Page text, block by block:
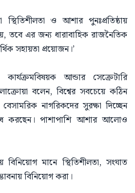
স্থিতিশীলতা ও আশার পুনঃপ্রতিষ্ঠায়
তবে এর জন্য ধারাবাহিক রাজনৈতিক
সহায়তা প্রয়োজন।’
কার্যক্রমবিষয়ক আন্ডার সেক্রেটারি
বলেন, বিশ্বের সবচেয়ে কঠিন
বেসামরিক নাগরিকদের সুরক্ষা দিচ্ছেন
করছেন। পাশাপাশি আশার আলোও
বিনিয়োগ মানে স্থিতিশীলতা, সংঘাত
বিনিয়োগ করা।